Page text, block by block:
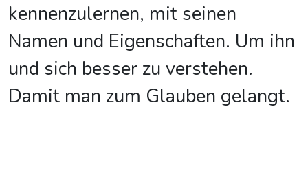
kennenzulernen, mit seinen
Namen und Eigenschaften. Um ihn
und sich besser zu verstehen.
Damit man zum Glauben gelangt.